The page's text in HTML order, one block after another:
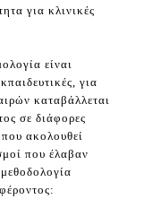
για κλινικές
είναι
για
καταβάλλεται
σε διάφορες
ακολουθεί
που έλαβαν